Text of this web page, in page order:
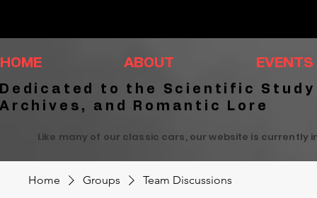
HOME ABOUT EVENTS
Dedicated to the Scientific
Archives, and Romantic Lore
Like many of our classic cars, our website is
Home Groups Team Discussions